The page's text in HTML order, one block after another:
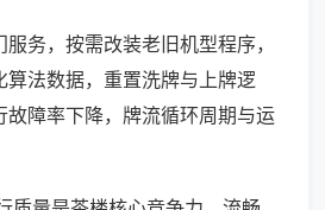
务，按需改装老旧机型程序，
算法数据，重置洗牌与上牌逻
故障率下降，牌流循环周期与运